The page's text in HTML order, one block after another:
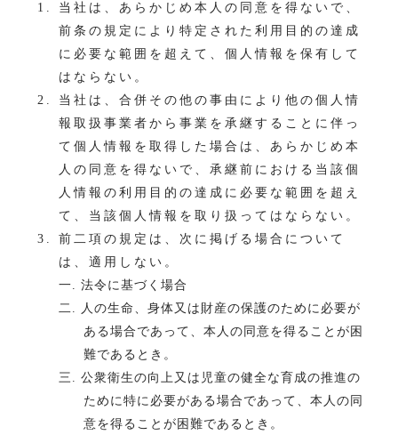
当社は、あらかじめ本人の同意を得ないで、
前条の規定により特定された利用目的の達成
に必要な範囲を超えて、個人情報を保有して
はならない。
当社は、合併その他の事由により他の個人情
報取扱事業者から事業を承継することに伴っ
て個人情報を取得した場合は、あらかじめ本
人の同意を得ないで、承継前における当該個
人情報の利用目的の達成に必要な範囲を超え
て、当該個人情報を取り扱ってはならない。
前二項の規定は、次に掲げる場合について
は、適用しない。
一. 法令に基づく場合
二. 人の生命、身体又は財産の保護のために必要が
ある場合であって、本人の同意を得ることが困
難であるとき。
三. 公衆衛生の向上又は児童の健全な育成の推進の
ために特に必要がある場合であって、本人の同
意を得ることが困難であるとき。